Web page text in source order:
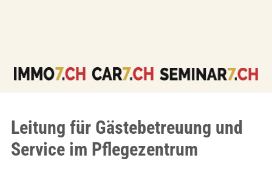
Leitung für Gästebetreuung und
Service im Pflegezentrum